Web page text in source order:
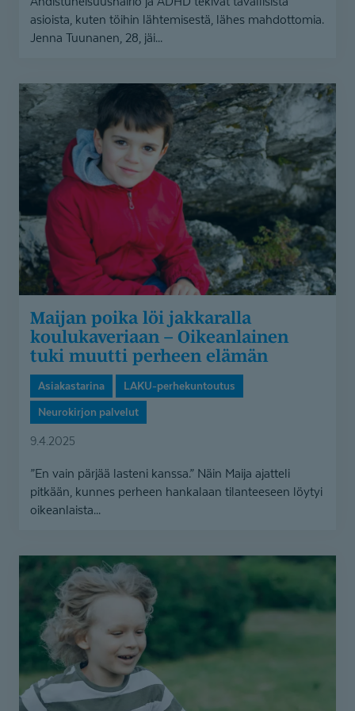
asioista, kuten töihin lähtemisestä, lähes mahdottomia.
Jenna Tuunanen, 28, jäi...
Maijan
poika
jakkaralla
koulukaveriaan
Oikeanlainen
tuki
muutti
perheen
elämän
Maijan poika löi jakkaralla
koulukaveriaan – Oikeanlainen
tuki muutti perheen elämän
Asiakastarina
LAKU-perhekuntoutus
Neurokirjon palvelut
9.4.2025
”En vain pärjää lasteni kanssa.” Näin Maija ajatteli
pitkään, kunnes perheen hankalaan tilanteeseen löytyi
oikeanlaista...
inhimillistä,
kaikki
mene
niin
kuin